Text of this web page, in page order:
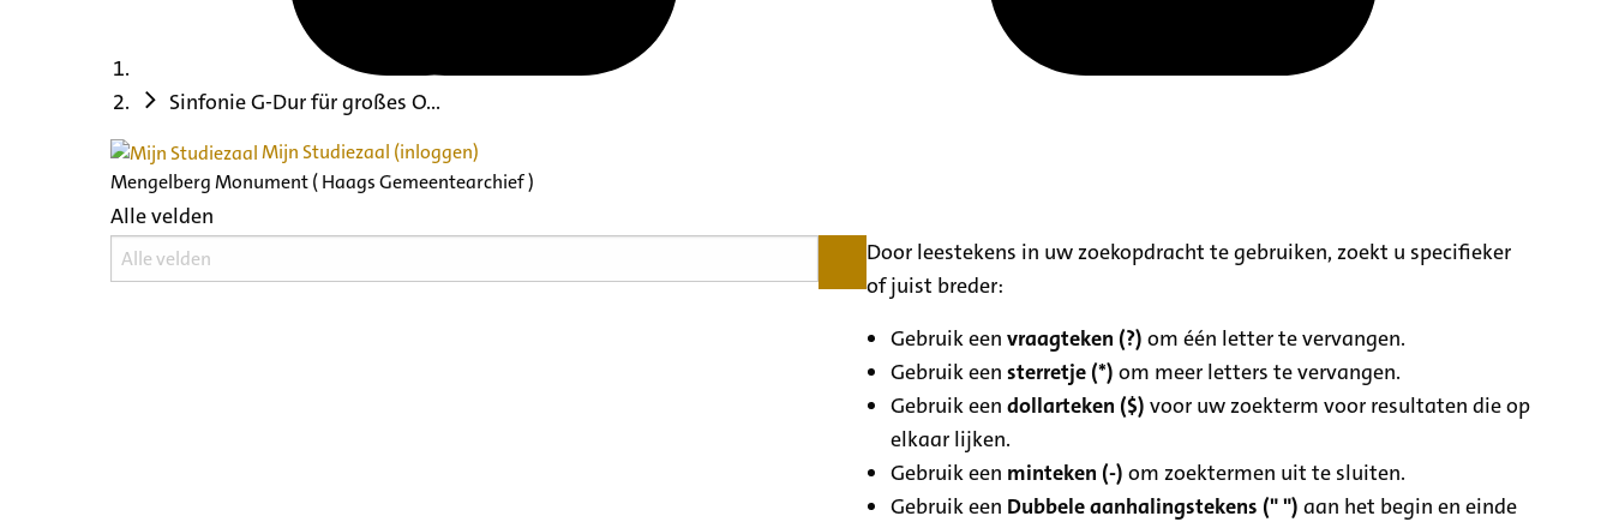
Sinfonie G-Dur für großes O...
Mijn Studiezaal (inloggen)
Mengelberg Monument ( Haags Gemeentearchief )
Alle velden
Door leestekens in uw zoekopdracht te gebruiken, zoekt u specifieker
of juist breder:
Gebruik eenvraagteken (?) om één letter te vervangen.
Gebruik eensterretje (*) om meer letters te vervangen.
Gebruik eendollarteken ($) voor uw zoekterm voor resultaten die op
elkaar lijken.
Gebruik een minteken (-) om zoektermen uit te sluiten.
Gebruik een Dubbele aanhalingstekens (" ") aan het begin en einde